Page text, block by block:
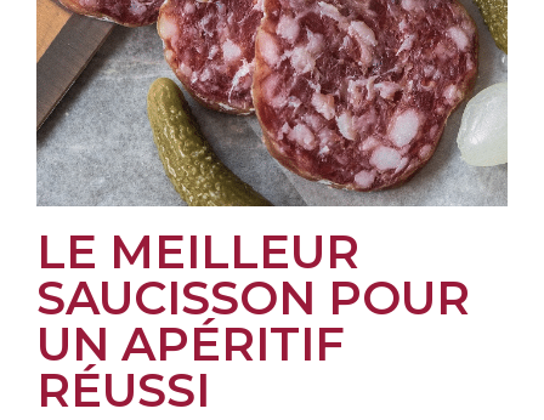
LE MEILLEUR
SAUCISSON POUR
UN APÉRITIF
RÉUSSI